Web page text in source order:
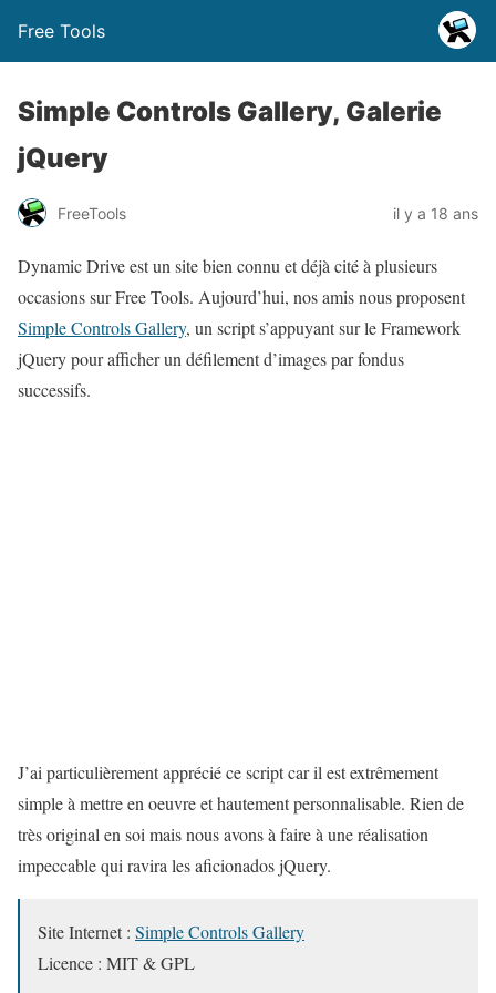
Free Tools
Simple Controls Gallery, Galerie
jQuery
FreeTools il y a 18 ans
Dynamic Drive est un site bien connu et déjà cité à plusieurs
occasions sur Free Tools. Aujourd’hui, nos amis nous proposent
Simple Controls Gallery, un script s’appuyant sur le Framework
jQuery pour afficher un défilement d’images par fondus
successifs.
J’ai particulièrement apprécié ce script car il est extrêmement
simple à mettre en oeuvre et hautement personnalisable. Rien de
très original en soi mais nous avons à faire à une réalisation
impeccable qui ravira les aficionados jQuery.
Site Internet : Simple Controls Gallery
Licence : MIT & GPL